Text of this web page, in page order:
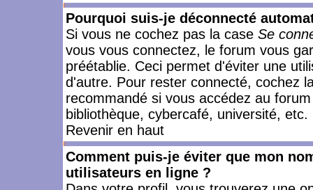
Pourquoi suis-je déconnecté
Si vous ne cochez pas la case Se
vous vous connectez, le forum vous
préétablie. Ceci permet d'éviter une
d'autre. Pour rester connecté, cochez
recommandé si vous accédez au
bibliothèque, cybercafé, université, etc.
Revenir en haut
Comment puis-je éviter que mon
utilisateurs en ligne ?